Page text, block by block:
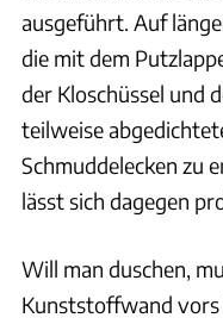
ausgeführt. Auf
die mit dem
der Kloschüssel und
teilweise
Schmuddelecken zu
lässt sich dagegen
Will man duschen,
Kunststoffwand vors